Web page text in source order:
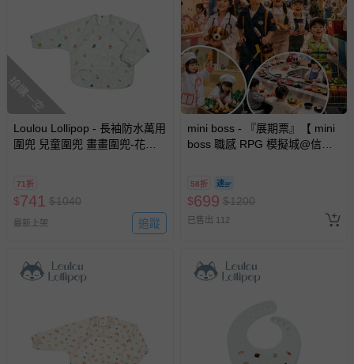
搶購一空
Loulou Lollipop - 長袖防水萬用
圍兜 兒童圍兜 畫畫圍兜-花香
71折
$741 $1040
最新上架 追蹤
mini boss - 『展期票』【 mini
boss 職感 RPG 模擬城@信義
換，依現場梯次安排入場，逾
期作廢) (兒童票(2歲以上)贈一
名陪伴成人)
58折
$699 $1200
已售出 112